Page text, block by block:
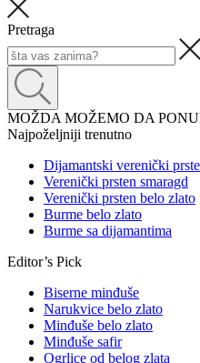
Pretraga
MOŽDA MOŽEMO DA
Najpoželjniji trenutno
Dijamantski verenički
Verenički prsten smaragd
Verenički prsten belo zlato
Burme belo zlato
Burme sa dijamantima
Editor’s Pick
Biserne minđuše
Narukvice belo zlato
Minđuše belo zlato
Minđuše safir
Ogrlice od belog zlata